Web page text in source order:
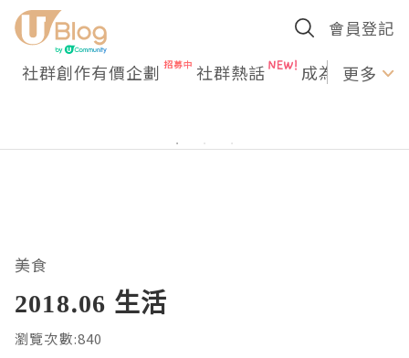
會員登記
社群創作有價企劃 社群熱話 成為U更多
美食
2018.06 生活
瀏覽次數:840